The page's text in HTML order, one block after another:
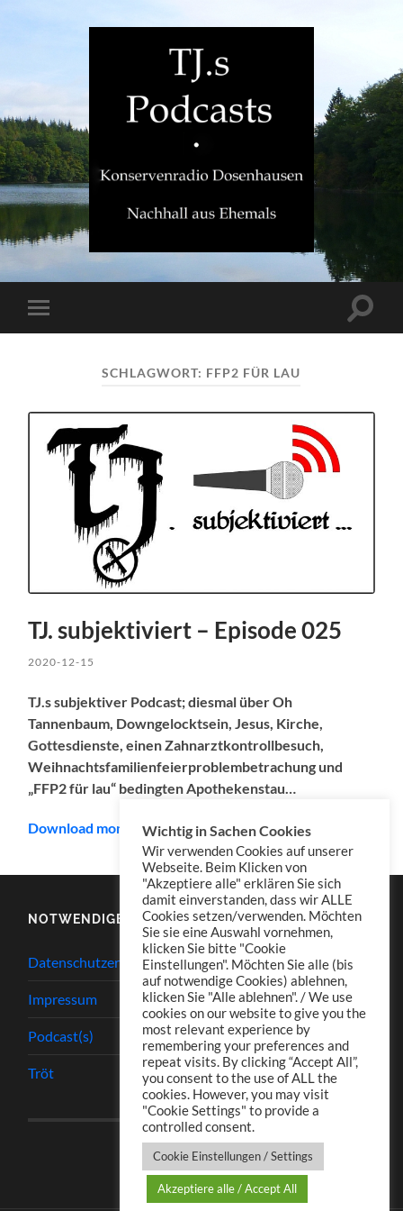
TJ.s
Mobile-
Menü
SCHLAGWORT: FFP2 FÜR LAU
TJ. subjektiviert – Episode 025
2020-12-15
TJ.s subjektiver Podcast; diesmal über Oh
Tannenbaum, Downgelocktsein, Jesus, Kirche,
Gottesdienste, einen Zahnarztkontrollbesuch,
Weihnachtsfamilienfeierproblembetrachung und
„FFP2 für lau“ bedingten Apothekenstau…
Download mono
NOTWENDIGES
Datenschutzerklärung
Impressum
Podcast(s)
Tröt
Wichtig in Sachen Cookies
Wir verwenden Cookies auf unserer
Webseite. Beim Klicken von
"Akzeptiere alle" erklären Sie sich
damit einverstanden, dass wir ALLE
Cookies setzen/verwenden. Möchten
Sie sie eine Auswahl vornehmen,
klicken Sie bitte "Cookie
Einstellungen". Möchten Sie alle (bis
auf notwendige Cookies) ablehnen,
klicken Sie "Alle ablehnen". / We use
cookies on our website to give you the
most relevant experience by
remembering your preferences and
repeat visits. By clicking “Accept All”,
you consent to the use of ALL the
cookies. However, you may visit
"Cookie Settings" to provide a
controlled consent.
Cookie Einstellungen / Settings
Akzeptiere alle / Accept All